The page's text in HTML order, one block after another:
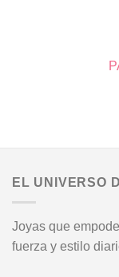
EL UNIVERSO
Joyas que
fuerza y estilo